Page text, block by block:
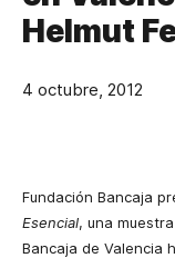
Helmut
4 octubre, 2012
Fundación Bancaja
Esencial, una
Bancaja de Valencia